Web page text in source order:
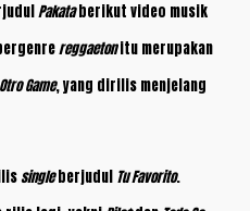
Pakataberikut video musik
reggaetonitu merupakan
Otro Game, yang dirilis menjelang
singleberjudul Tu Favorito.